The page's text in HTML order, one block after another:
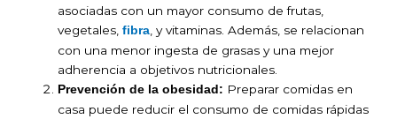
asociadas con un mayor consumo de frutas,
vegetales,fibra, y vitaminas. Además, se relacionan
con una menor ingesta de grasas y una mejor
adherencia a objetivos nutricionales.
Prevención de la obesidad: Preparar comidas en
casa puede reducir el consumo de comidas rápidas